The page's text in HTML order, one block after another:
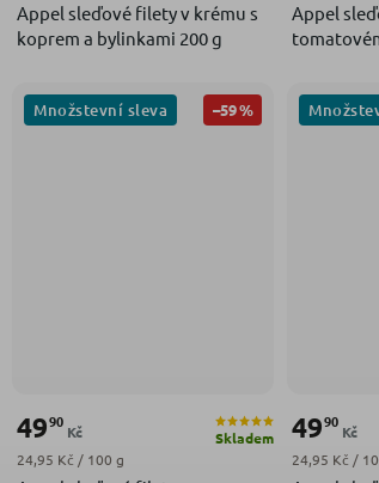
Appel sleďové filety v krému s
koprem a bylinkami 200 g
Appel
Množstevní sleva –59 %
Skladem
4990
Kč
Měrná cena:
24,95 Kč / 100 g
4990
Kč
Měrná cena:
24,95 Kč /